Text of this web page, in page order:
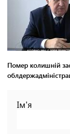
Помер колишній
Ім'я